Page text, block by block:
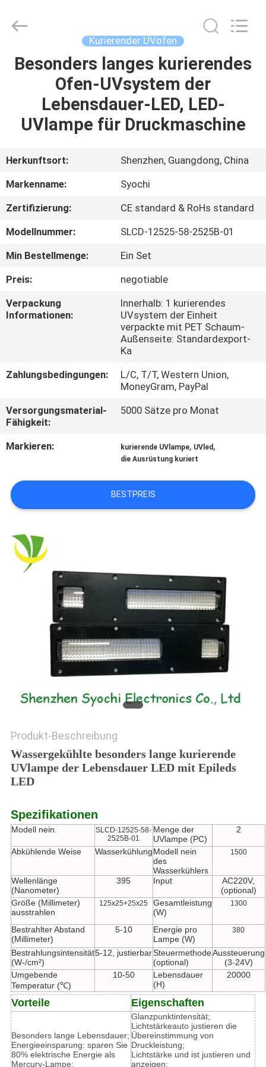
HAUS
PRODUKTE
UNS
AUSFLUG
QUALITÄTSKONTROLLE
TRETEN
SIE
IN
NACHRICHTEN
SIE
EIN
ZITAT
SITEMAP
PRIVACY
POLICY
Electronics
Reserved.
Kurierender UVofen
Besonders langes kurierendes
Ofen-UVsystem der
Lebensdauer-LED, LED-
UVlampe für Druckmaschine
Herkunftsort:
Shenzhen, Guangdong, China
Markenname:
Syochi
Zertifizierung:
CE standard & RoHs standard
Modellnummer:
SLCD-12525-58-2525B-01
Min Bestellmenge:
Ein Set
Preis:
negotiable
Verpackung
Informationen:
Innerhalb: 1 kurierendes
UVsystem der Einheit
verpackte mit PET Schaum-
Außenseite: Standardexport-
Ka
Zahlungsbedingungen:
L/C, T/T, Western Union,
MoneyGram, PayPal
Versorgungsmaterial-
Fähigkeit:
5000 Sätze pro Monat
Markieren: kurierende UVlampe, UVled ,
die Ausrüstung kuriert
BESTPREIS
Produkt-Beschreibung
Wassergekühlte besonders lange kurierende
UVlampe der Lebensdauer LED mit Epileds
LED
Spezifikationen
Modell nein.
SLCD-12525-58-
2525B-01
Menge der
UVlampe (PC)
2
Abkühlende Weise WasserkühlungModell nein
des
Wasserkühlers
1500
Wellenlänge
(Nanometer)
395 Input
AC220V,
(optional)
Größe (Millimeter)
ausstrahlen
125x25+25x25
Gesamtleistung
(W)
1300
Bestrahlter Abstand
(Millimeter)
5-10
Energie pro
Lampe (W)
380
Bestrahlungsintensität
(W-/cm²)
5-12, justierbarSteuermethode
(optional)
Aussteuerung
(3-24V)
Umgebende
Temperatur (℃)
10-50
Lebensdauer
(H)
20000
Vorteile Eigenschaften
Besonders lange Lebensdauer;
Energieeinsparung: sparen Sie
80% elektrische Energie als
Mercury-Lampe;
Glanzpunktintensität;
Lichtstärkeauto justieren die
Übereinstimmung von
Druckleistung;
Lichtstärke und ist justieren und
anzeigen;